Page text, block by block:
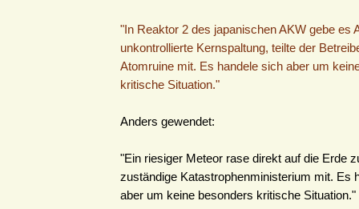
"In Reaktor 2 des japanischen AKW gebe es
unkontrollierte Kernspaltung, teilte der
Atomruine mit. Es handele sich aber um
kritische Situation."
Anders gewendet:
"Ein riesiger Meteor rase direkt auf die Erde
zuständige Katastrophenministerium mit. Es
aber um keine besonders kritische Situation."